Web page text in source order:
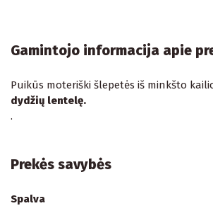
Gamintojo informacija apie
Puikūs moteriški šlepetės iš minkšto
dydžių lentelę.
.
Prekės savybės
Spalva